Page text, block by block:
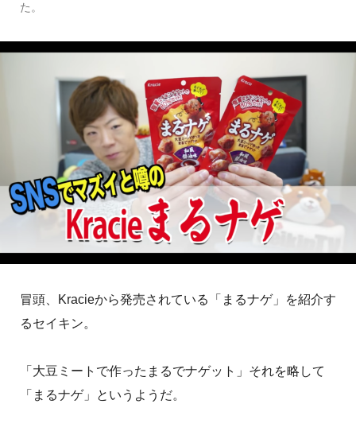
た。
冒頭、Kracieから発売されている「まるナゲ」を紹介す
るセイキン。
「大豆ミートで作ったまるでナゲット」それを略して
「まるナゲ」というようだ。